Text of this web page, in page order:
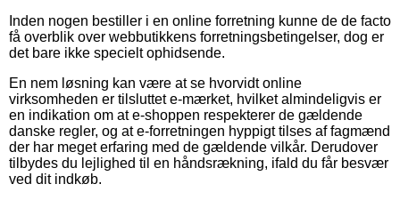
Inden nogen bestiller i en online forretning kunne de de facto
få overblik over webbutikkens forretningsbetingelser, dog er
det bare ikke specielt ophidsende.
En nem løsning kan være at se hvorvidt online
virksomheden er tilsluttet e-mærket, hvilket almindeligvis er
en indikation om at e-shoppen respekterer de gældende
danske regler, og at e-forretningen hyppigt tilses af fagmænd
der har meget erfaring med de gældende vilkår. Derudover
tilbydes du lejlighed til en håndsrækning, ifald du får besvær
ved dit indkøb.